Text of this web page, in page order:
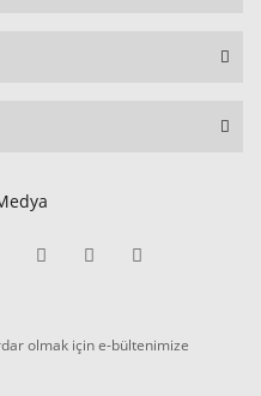
olmak için e-bültenimize